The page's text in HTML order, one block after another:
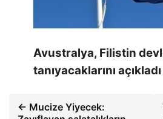
Avustralya, Filistin
tanıyacaklarını açıkladı
← Mucize Yiyecek: